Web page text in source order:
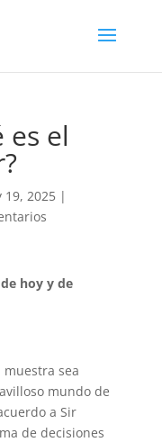
es el
19, 2025|
hoy y de
sea
mundo de
a Sir
de decisiones